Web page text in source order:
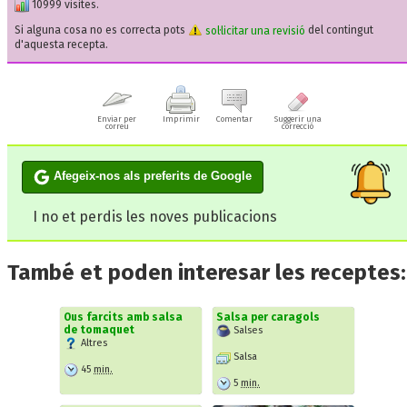
10999 visites.
Si alguna cosa no es correcta pots
sol·licitar una revisió del contingut
d'aquesta recepta.
Enviar per
correu
Imprimir Comentar
Suggerir una
correcció
Afegeix-nos als preferits de Google
I no et perdis les noves publicacions
També et poden interesar les receptes:
Ous farcits amb salsa
de tomaquet
Altres
45 min.
Salsa per caragols
Salses
Salsa
5 min.